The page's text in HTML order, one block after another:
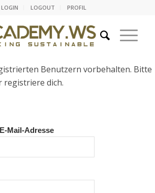
LOGIN LOGOUT PROFIL
Benutzern vorbehalten. Bitte
registriere dich.
Mail-Adresse